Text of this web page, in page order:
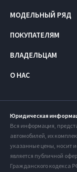
МОДЕЛЬНЫЙ РЯД
ПОКУПАТЕЛЯМ
ВЛАДЕЛЬЦАМ
О НАС
Юридическая
Вся информация,
автомобилей, их
указанные цены, носит
является публичной
Гражданского кодекса